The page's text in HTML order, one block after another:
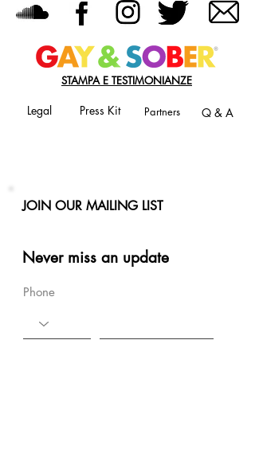
STAMPA E TESTIMONIANZE
Legal Press Kit Partners Q & A
JOIN OUR MAILING LIST
Never miss an update
Phone